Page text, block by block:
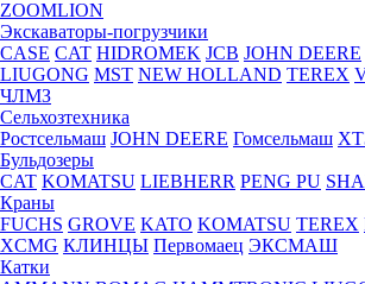
ZOOMLION
Экскаваторы-погрузчики
CASE CAT HIDROМEK JCB JOHN DEERE
LIUGONG MST NEW HOLLAND TEREX
ЧЛМЗ
Сельхозтехника
Ростсельмаш JOHN DEERE Гомсельмаш
Бульдозеры
CAT KOMATSU LIEBHERR PENG PU
Краны
FUCHS GROVE KATO KOMATSU TEREX
XCMG КЛИНЦЫ Первомаец ЭКСМАШ
Катки